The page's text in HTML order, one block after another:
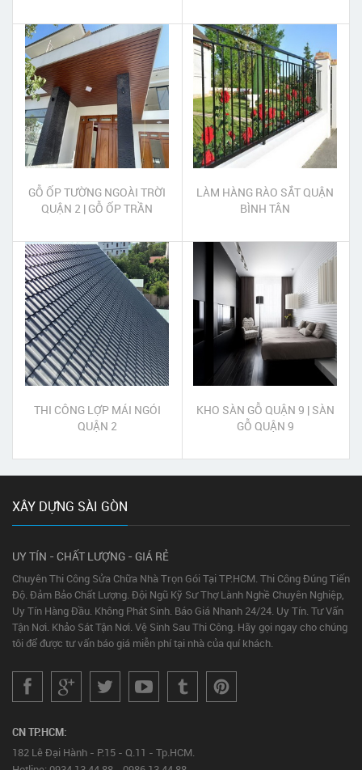
GỖ ỐP TƯỜNG NGOÀI TRỜI
QUẬN 2 | GỖ ỐP TRẦN
LÀM HÀNG RÀO SẮT QUẬN
BÌNH TÂN
THI CÔNG LỢP MÁI NGÓI
QUẬN 2
KHO SÀN GỖ QUẬN 9 | SÀN
GỖ QUẬN 9
XÂY DỰNG SÀI GÒN
UY TÍN - CHẤT LƯỢNG - GIÁ RẺ
Chuyên Thi Công Sửa Chữa Nhà Trọn Gói Tại TP.HCM. Thi Công Đúng Tiến
Độ. Đảm Bảo Chất Lượng. Đội Ngũ Kỹ Sư Thợ Lành Nghề Chuyên Nghiệp,
Uy Tín Hàng Đầu. Không Phát Sinh. Báo Giá Nhanh 24/24. Uy Tín. Tư Vấn
Tận Nơi. Khảo Sát Tận Nơi. Vệ Sinh Sau Thi Công. Hãy gọi ngay cho chúng
tôi để được tư vấn báo giá miễn phí tại nhà của quí khách.
CN TP.HCM:
182 Lê Đại Hành - P.15 - Q.11 - Tp.HCM.